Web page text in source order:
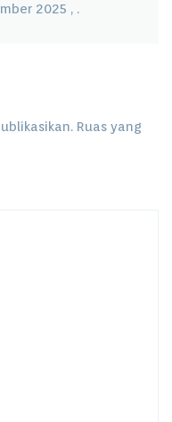
2025 , .
Ruas yang